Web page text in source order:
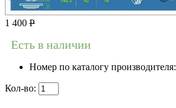
1 400 Р
Есть в наличии
Номер по каталогу производителя:
Кол-во: